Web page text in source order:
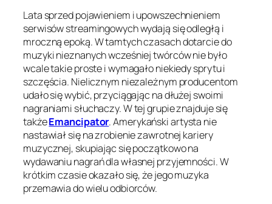
Lata sprzed pojawieniem i upowszechnieniem
serwisów streamingowych wydają się odległą i
mroczną epoką. W tamtych czasach dotarcie do
muzyki nieznanych wcześniej twórców nie było
wcale takie proste i wymagało niekiedy sprytu i
szczęścia. Nielicznym niezależnym producentom
udało się wybić, przyciągając na dłużej swoimi
nagraniami słuchaczy. W tej grupie znajduje się
takżeEmancipator. Amerykański artysta nie
nastawiał się na zrobienie zawrotnej kariery
muzycznej, skupiając się początkowo na
wydawaniu nagrań dla własnej przyjemności. W
krótkim czasie okazało się, że jego muzyka
przemawia do wielu odbiorców.